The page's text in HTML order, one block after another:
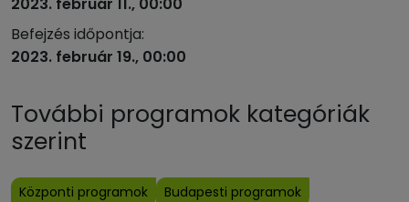
Befejzés időpontja:
2023. február 19., 00:00
További programok kategóriák
szerint
Központi programok
Budapesti programok